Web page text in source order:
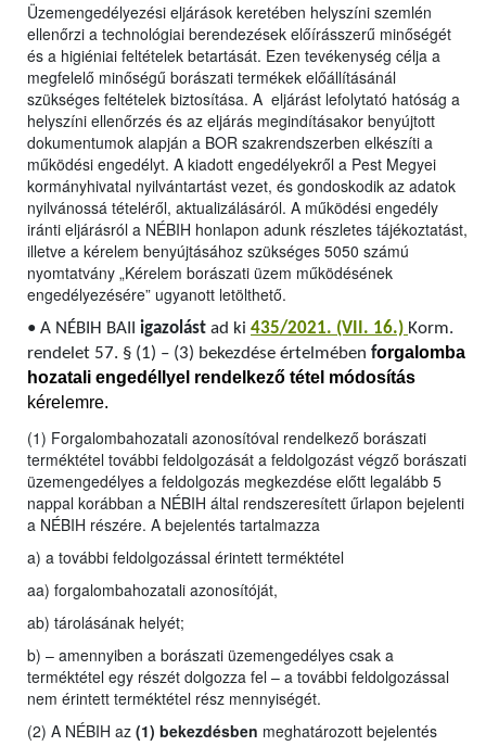
Üzemengedélyezési eljárások keretében helyszíni szemlén
ellenőrzi a technológiai berendezések előírásszerű minőségét
és a higiéniai feltételek betartását. Ezen tevékenység célja a
megfelelő minőségű borászati termékek előállításánál
szükséges feltételek biztosítása. A eljárást lefolytató hatóság a
helyszíni ellenőrzés és az eljárás megindításakor benyújtott
dokumentumok alapján a BOR szakrendszerben elkészíti a
működési engedélyt. A kiadott engedélyekről a Pest Megyei
kormányhivatal nyilvántartást vezet, és gondoskodik az adatok
nyilvánossá tételéről, aktualizálásáról. A működési engedély
iránti eljárásról a NÉBIH honlapon adunk részletes tájékoztatást,
illetve a kérelem benyújtásához szükséges 5050 számú
nyomtatvány „Kérelem borászati üzem működésének
engedélyezésére” ugyanott letölthető.
• A NÉBIH BAII igazolást ad ki 435/2021. (VII. 16.) Korm.
rendelet 57. § (1) – (3) bekezdése értelmében forgalomba
hozatali engedéllyel rendelkező tétel módosítás
kérelemre.
(1) Forgalombahozatali azonosítóval rendelkező borászati
terméktétel további feldolgozását a feldolgozást végző borászati
üzemengedélyes a feldolgozás megkezdése előtt legalább 5
nappal korábban a NÉBIH által rendszeresített űrlapon bejelenti
a NÉBIH részére. A bejelentés tartalmazza
a) a további feldolgozással érintett terméktétel
aa) forgalombahozatali azonosítóját,
ab) tárolásának helyét;
b) – amennyiben a borászati üzemengedélyes csak a
terméktétel egy részét dolgozza fel – a további feldolgozással
nem érintett terméktétel rész mennyiségét.
(2) A NÉBIH az (1) bekezdésben meghatározott bejelentés